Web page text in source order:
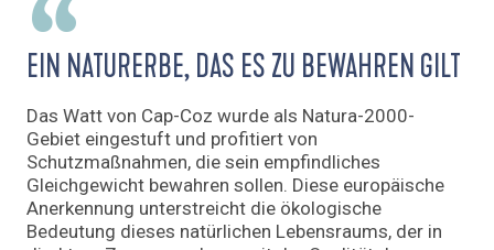
EIN NATURERBE, DAS ES ZU BEWAHREN GILT
Das Watt von Cap-Coz wurde als Natura-2000-
Gebiet eingestuft und profitiert von
Schutzmaßnahmen, die sein empfindliches
Gleichgewicht bewahren sollen. Diese europäische
Anerkennung unterstreicht die ökologische
Bedeutung dieses natürlichen Lebensraums, der in